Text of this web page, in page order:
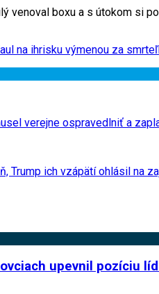
venoval boxu a s útokom si
na ihrisku výmenou za
verejne ospravedlniť a
Trump ich vzápätí ohlásil na
upevnil pozíciu